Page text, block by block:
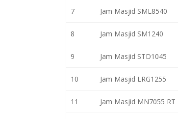
7 Jam Masjid SML8540
8 Jam Masjid SM1240
9 Jam Masjid STD1045
10 Jam Masjid LRG1255
11 Jam Masjid MN7055 RT